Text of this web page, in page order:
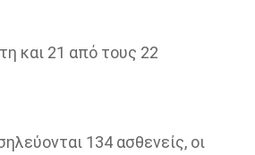
και 21 από τους 22
134 ασθενείς, οι